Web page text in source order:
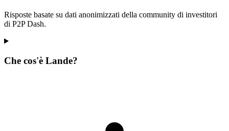
Risposte basate su dati anonimizzati della community di investitori
di P2P Dash.
Che cos'è Lande?